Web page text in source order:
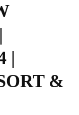
|
&